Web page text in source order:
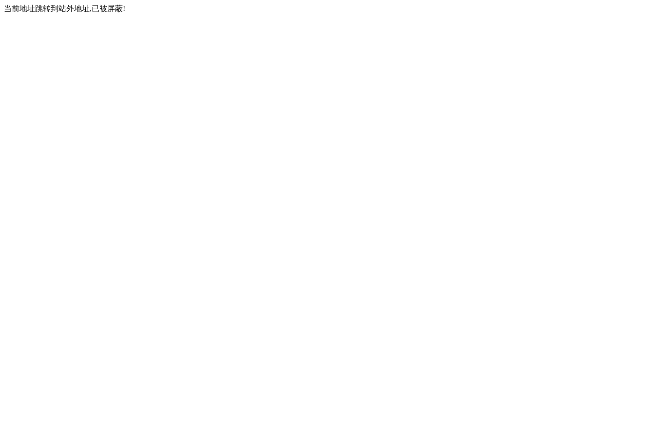
当前地址跳转到站外地址,已被屏蔽!